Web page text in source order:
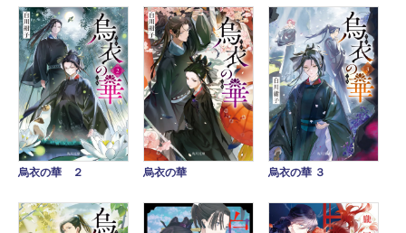
烏衣の華 ２ 烏衣の華 烏衣の華 ３